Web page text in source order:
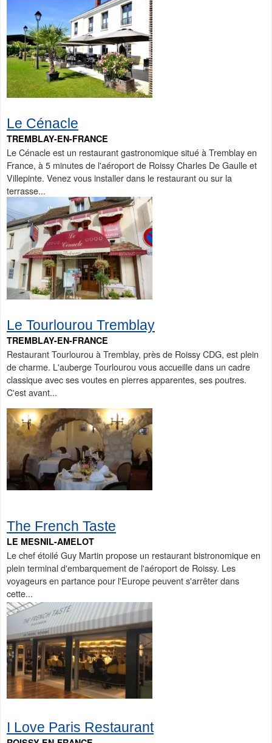
Le Cénacle
TREMBLAY-EN-FRANCE
Le Cénacle est un restaurant gastronomique situé à Tremblay en
France, à 5 minutes de l'aéroport de Roissy Charles De Gaulle et
Villepinte. Venez vous installer dans le restaurant ou sur la
terrasse...
Le Tourlourou Tremblay
TREMBLAY-EN-FRANCE
Restaurant Tourlourou à Tremblay, près de Roissy CDG, est plein
de charme. L'auberge Tourlourou vous accueille dans un cadre
classique avec ses voutes en pierres apparentes, ses poutres.
C'est avant...
The French Taste
LE MESNIL-AMELOT
Le chef étoilé Guy Martin propose un restaurant bistronomique en
plein terminal d'embarquement de l'aéroport de Roissy. Les
voyageurs en partance pour l'Europe peuvent s'arrêter dans
cette...
I Love Paris Restaurant